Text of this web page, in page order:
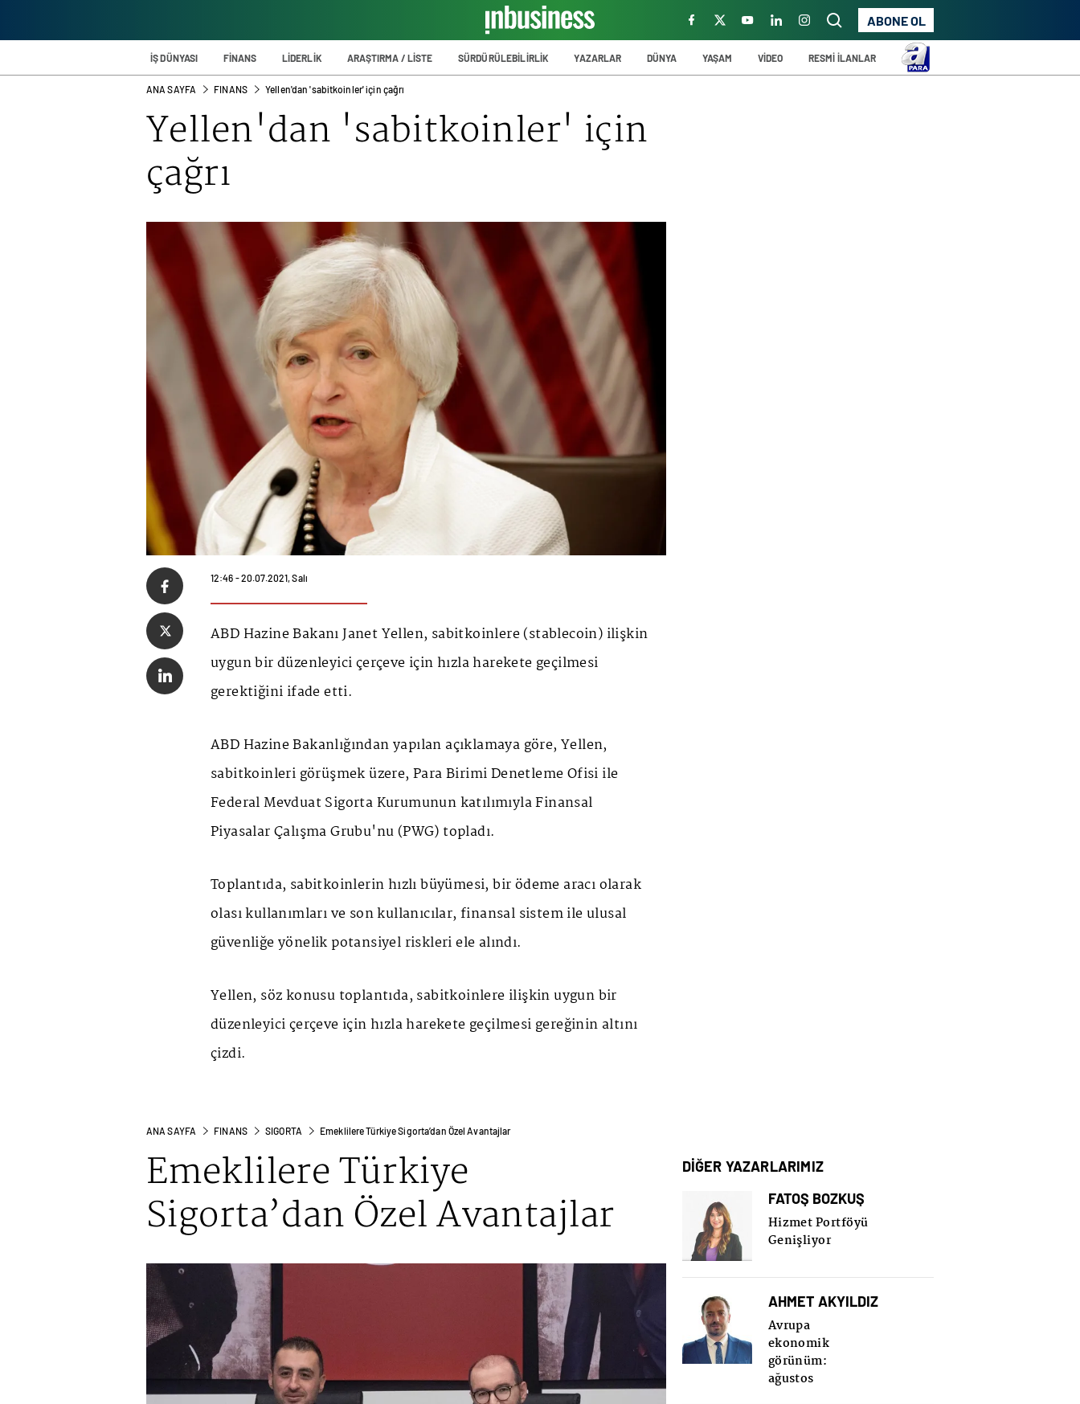
ABONE OL
İŞ DÜNYASI FİNANS LİDERLİK ARAŞTIRMA / LİSTE SÜRDÜRÜLEBİLİRLİK YAZARLAR DÜNYA YAŞAM VİDEO RESMİ İLANLAR
ANA SAYFA FINANS Yellen'dan 'sabitkoinler' için çağrı
Yellen'dan 'sabitkoinler' için
çağrı
12:46 - 20.07.2021, Salı
ABD Hazine Bakanı Janet Yellen, sabitkoinlere (stablecoin) ilişkin
uygun bir düzenleyici çerçeve için hızla harekete geçilmesi
gerektiğini ifade etti.
ABD Hazine Bakanlığından yapılan açıklamaya göre, Yellen,
sabitkoinleri görüşmek üzere, Para Birimi Denetleme Ofisi ile
Federal Mevduat Sigorta Kurumunun katılımıyla Finansal
Piyasalar Çalışma Grubu'nu (PWG) topladı.
Toplantıda, sabitkoinlerin hızlı büyümesi, bir ödeme aracı olarak
olası kullanımları ve son kullanıcılar, finansal sistem ile ulusal
güvenliğe yönelik potansiyel riskleri ele alındı.
Yellen, söz konusu toplantıda, sabitkoinlere ilişkin uygun bir
düzenleyici çerçeve için hızla harekete geçilmesi gereğinin altını
çizdi.
ANA SAYFA FINANS SIGORTA Emeklilere Türkiye Sigorta’dan Özel Avantajlar
Emeklilere Türkiye
Sigorta’dan Özel Avantajlar
DİĞER YAZARLARIMIZ
FATOŞ BOZKUŞ
Hizmet Portföyü
Genişliyor
AHMET AKYILDIZ
Avrupa
ekonomik
görünüm:
ağustos